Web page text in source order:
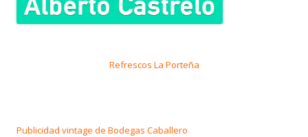
Refrescos La Porteña
Publicidad vintage de Bodegas Caballero